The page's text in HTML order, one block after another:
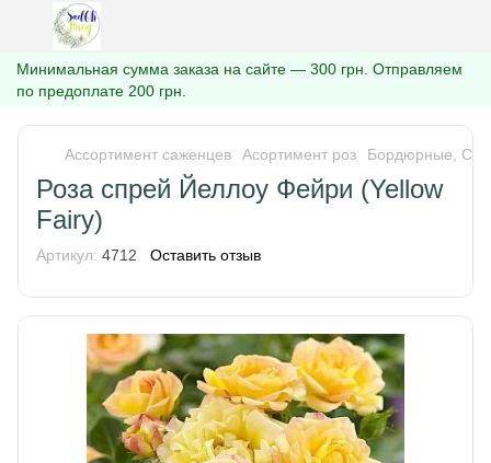
Минимальная сумма заказа на сайте — 300 грн. Отправляем
по предоплате 200 грн.
Ассортимент саженцев Асортимент роз Бордюрные,
Роза спрей Йеллоу Фейри (Yellow
Fairу)
Артикул: 4712 Оставить отзыв